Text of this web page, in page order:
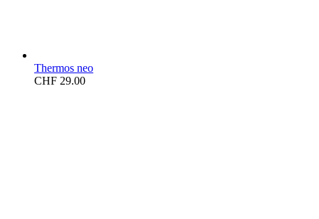
Thermos neo
CHF 29.00